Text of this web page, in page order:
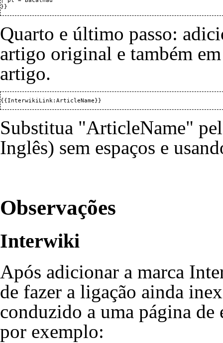
Quarto e último passo:
artigo original e também
artigo.
Substitua "ArticleName"
Inglês) sem espaços e
Observações
Interwiki
Após adicionar a marca
de fazer a ligação ainda
conduzido a uma página
por exemplo: